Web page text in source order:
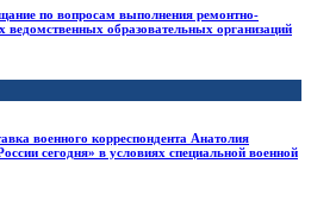
по вопросам выполнения ремонтно-
ведомственных образовательных организаций
военного корреспондента Анатолия
сегодня» в условиях специальной военной